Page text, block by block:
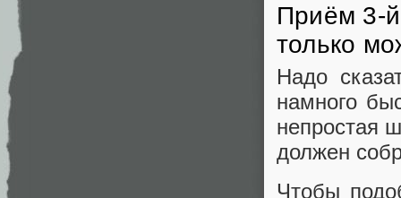
Приём 3-
только
Надо
намного
непростая
должен
Чтобы